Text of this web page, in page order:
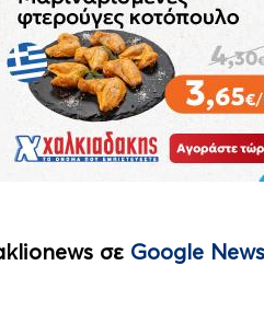
σε Google